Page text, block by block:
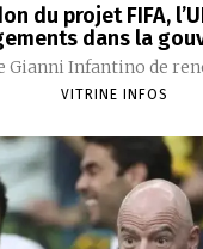
du projet FIFA,
dans la
Gianni Infantino de
VITRINE INFOS